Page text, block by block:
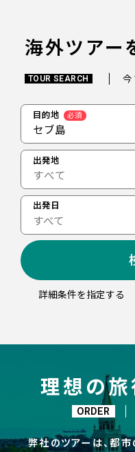
海外ツアー
TOUR SEARCH 今
目的地 必須
セブ島
出発地
出発日
すべて
詳細条件を指定する
理想の旅
ORDER
弊社のツアーは、都